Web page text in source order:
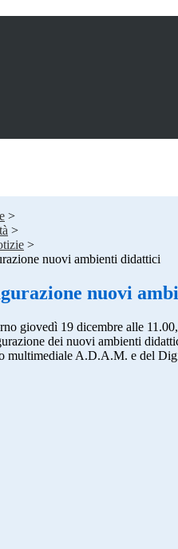
>
>
>
nuovi ambienti didattici
nuovi
giovedì 19 dicembre alle
dei nuovi ambienti
multimediale A.D.A.M. e del